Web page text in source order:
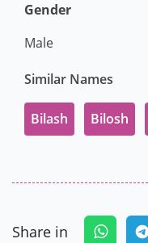
Gender
Male
Similar Names
Bilash Bilosh
Share in